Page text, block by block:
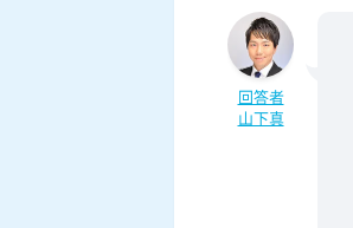
回答者
山下真